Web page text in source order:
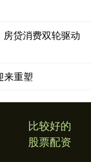
贷消费双轮驱动
来重塑
比较好的
股票配资